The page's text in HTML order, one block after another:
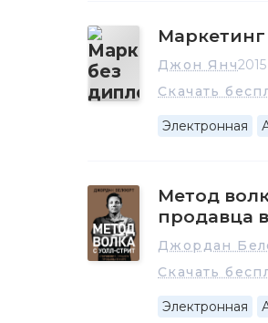
Джон Янч2015
Скачать
Электронная
Метод
продавца
Джордан
Скачать
Электронная